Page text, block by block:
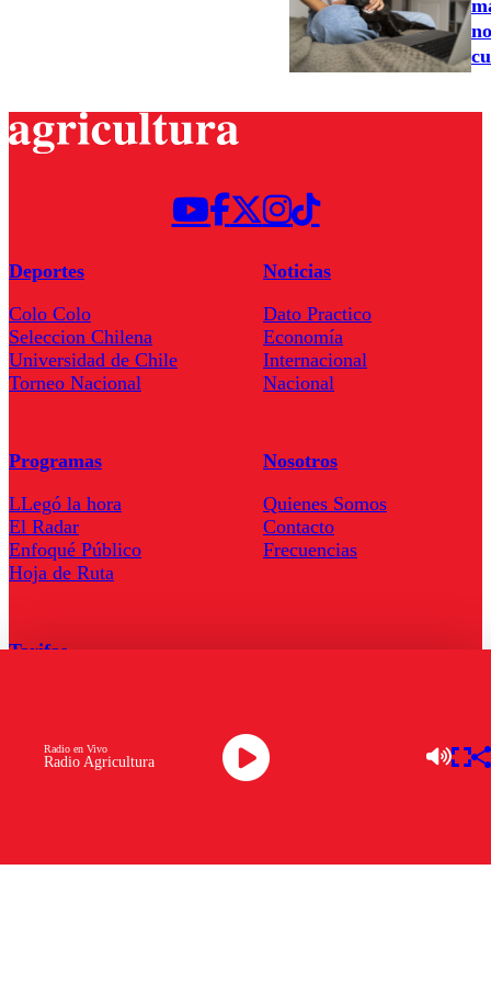
Radio Agricultura
Radio en Vivo
Deportes
Colo Colo
Seleccion Chilena
Universidad de Chile
Torneo Nacional
Noticias
Dato Practico
Economía
Internacional
Nacional
Programas
LLegó la hora
El Radar
Enfoqué Público
Hoja de Ruta
Nosotros
Quienes Somos
Contacto
Frecuencias
Tarifas
Descarga la APP